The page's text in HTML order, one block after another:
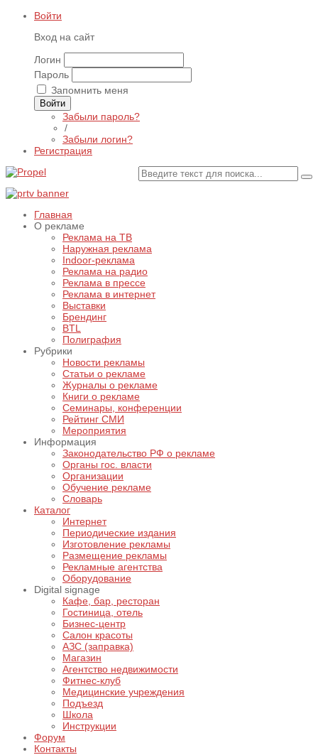
Войти
Вход на сайт
Логин
Пароль
Запомнить меня
Войти
Забыли пароль?
/
Забыли логин?
Регистрация
Главная
О рекламе
Реклама на ТВ
Наружная реклама
Indoor-реклама
Реклама на радио
Реклама в прессе
Реклама в интернет
Выставки
Брендинг
BTL
Полиграфия
Рубрики
Новости рекламы
Статьи о рекламе
Журналы о рекламе
Книги о рекламе
Семинары, конференции
Рейтинг СМИ
Мероприятия
Информация
Законодательство РФ о рекламе
Органы гос. власти
Организации
Обучение рекламе
Словарь
Каталог
Интернет
Периодические издания
Изготовление рекламы
Размещение рекламы
Рекламные агентства
Оборудование
Digital signage
Кафе, бар, ресторан
Гостиница, отель
Бизнес-центр
Салон красоты
АЗС (заправка)
Магазин
Агентство недвижимости
Фитнес-клуб
Медицинские учреждения
Подъезд
Школа
Инструкции
Форум
Контакты